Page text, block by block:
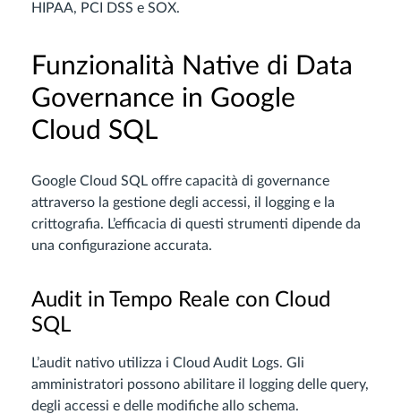
HIPAA, PCI DSS e SOX.
Funzionalità Native di Data
Governance in Google
Cloud SQL
Google Cloud SQL offre capacità di governance
attraverso la gestione degli accessi, il logging e la
crittografia. L’efficacia di questi strumenti dipende da
una configurazione accurata.
Audit in Tempo Reale con Cloud
SQL
L’audit nativo utilizza i Cloud Audit Logs. Gli
amministratori possono abilitare il logging delle query,
degli accessi e delle modifiche allo schema.